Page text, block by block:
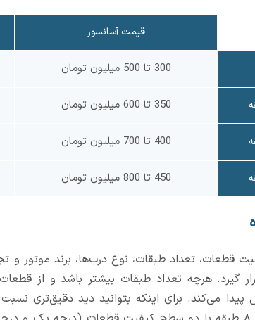
قیمت آسانسور
300 تا 500 میلیون تومان
350 تا 600 میلیون تومان
400 تا 700 میلیون تومان
450 تا 800 میلیون تومان
بسته به کیفیت قطعات، تعداد طبقات، نوع درب‌ها، برند
تومان قرار گیرد. هرچه تعداد طبقات بیشتر باشد و
پیدا می‌کند. برای اینکه بتوانید دید دقیق‌تری